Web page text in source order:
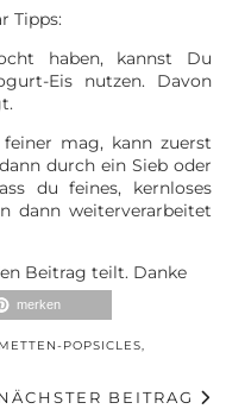
Tipps:
haben, kannst Du
Eis nutzen. Davon
mag, kann zuerst
durch ein Sieb oder
du feines, kernloses
dann weiterverarbeitet
Beitrag teilt. Danke
merken
POPSICLES,
BEITRAG